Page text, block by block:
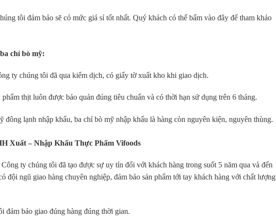
tôi đảm bảo sẽ có mức giá sỉ tốt nhất. Quý khách có thể bấm vào đây để tham khảo
chỉ bò mỹ:
ty chúng tôi đã qua kiểm dịch, có giấy tờ xuất kho khi giao dịch.
thịt luôn được bảo quản đúng tiêu chuẩn và có thời hạn sử dụng trên 6 tháng.
đông lạnh nhập khẩu, ba chỉ bò mỹ nhập khẩu là hàng còn nguyên kiện, nguyên thùng.
Xuất – Nhập Khẩu Thực Phẩm Vifoods
ty chúng tôi đã tạo được sự uy tín đối với khách hàng trong suốt 5 năm qua và đến
đội ngũ giao hàng chuyên nghiệp, đảm bảo sản phẩm tới tay khách hàng với chất lượng
đảm bảo giao đúng hàng đúng thời gian.